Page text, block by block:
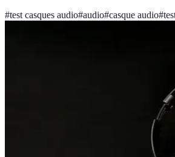
#test casques audio#audio#casque audio#